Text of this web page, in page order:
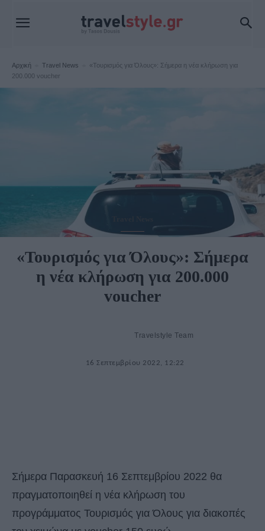
Αρχική Travel News
«Τουρισμός για Όλους»: Σήμερα η νέα κλήρωση για
200.000 voucher
«Τουρισμός για Όλους»: Σήμερα
η νέα κλήρωση για 200.000
voucher
Travelstyle Team
16 Σεπτεμβρίου 2022, 12:22
Σήμερα Παρασκευή 16 Σεπτεμβρίου 2022 θα
πραγματοποιηθεί η νέα κλήρωση του
προγράμματος Τουρισμός για Όλους για διακοπές